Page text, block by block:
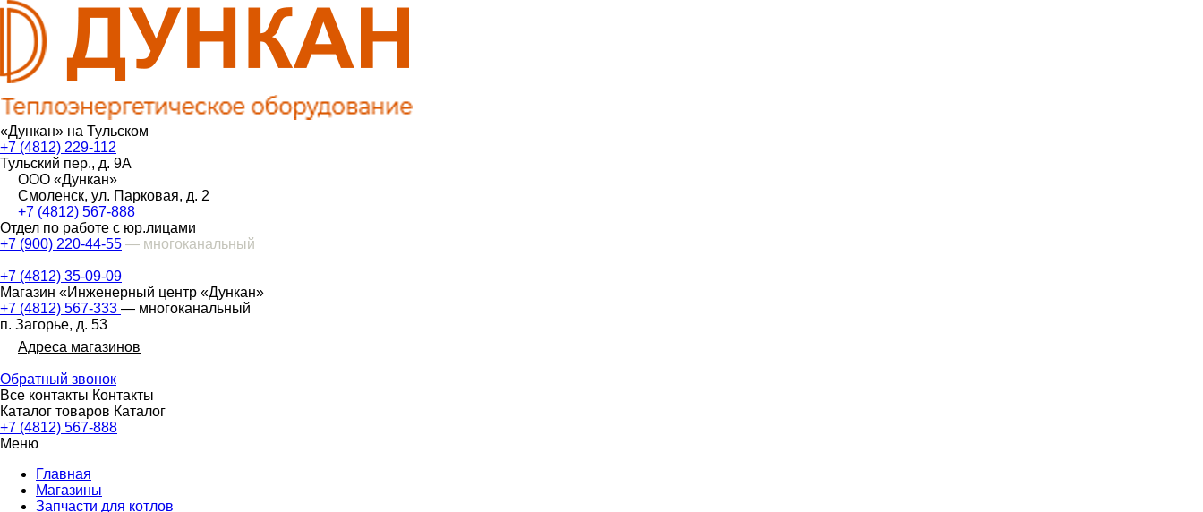
«Дункан» на Тульском
+7 (4812) 229-112
Тульский пер., д. 9А
ООО «Дункан»
Смоленск, ул. Парковая, д. 2
+7 (4812) 567-888
Отдел по работе с юр.лицами
+7 (900) 220-44-55 — многоканальный
+7 (4812) 35-09-09
Магазин «Инженерный центр «Дункан»
+7 (4812) 567-333 — многоканальный
п. Загорье, д. 53
Адреса магазинов
Обратный звонок
Все контакты Контакты
Каталог товаров Каталог
+7 (4812) 567-888
Меню
Главная
Магазины
Запчасти для котлов